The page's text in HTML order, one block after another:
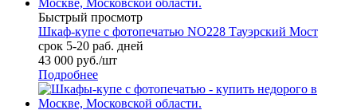
Быстрый просмотр
Шкаф-купе с фотопечатью NO228 Тауэрский Мост
срок 5-20 раб. дней
43 000 руб./шт
Подробнее